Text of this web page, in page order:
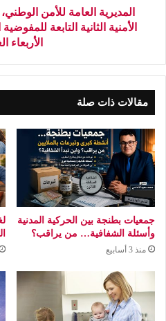
المديرية العامة للأمن
الأمنية الثانية التابعة
الأربعاء
مقالات ذات صلة
جمعيات بطنجة بين الحركية المدنية
وأسئلة الشفافية… من يراقب؟
منذ 3 أسابيع